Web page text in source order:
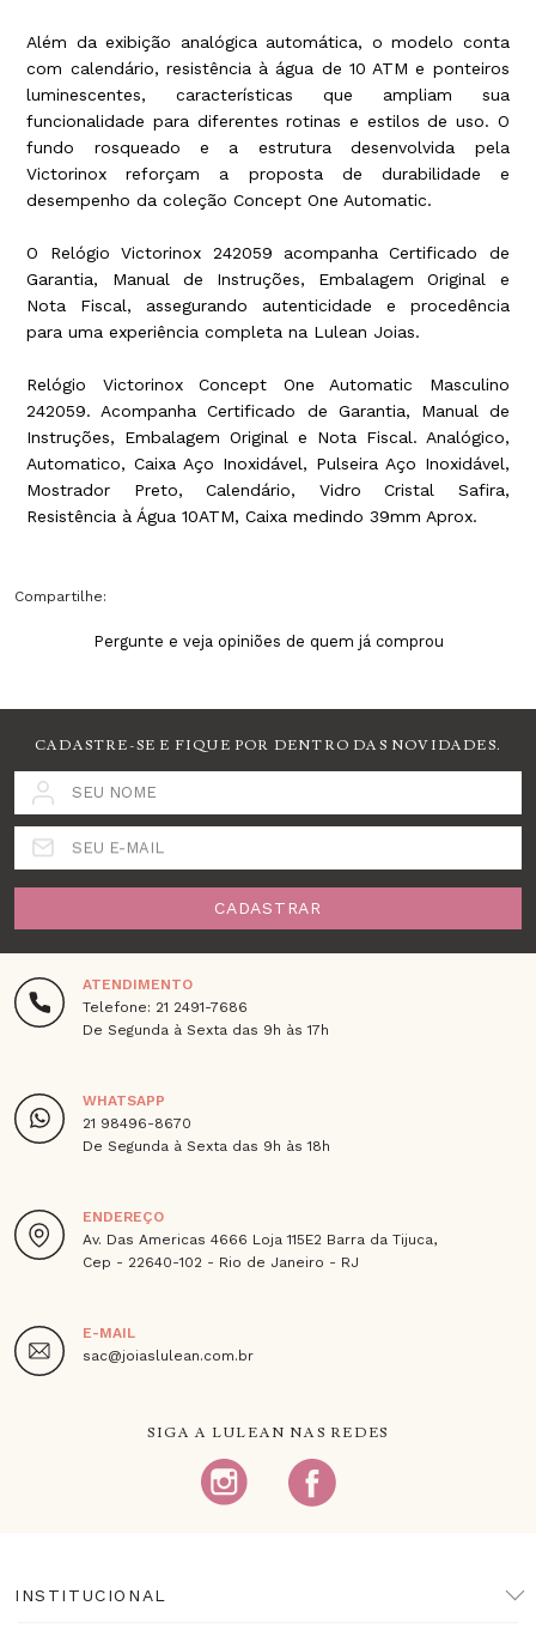
Além da exibição analógica automática, o modelo conta
com calendário, resistência à água de 10 ATM e ponteiros
luminescentes, características que ampliam sua
funcionalidade para diferentes rotinas e estilos de uso. O
fundo rosqueado e a estrutura desenvolvida pela
Victorinox reforçam a proposta de durabilidade e
desempenho da coleção Concept One Automatic.
O Relógio Victorinox 242059 acompanha Certificado de
Garantia, Manual de Instruções, Embalagem Original e
Nota Fiscal, assegurando autenticidade e procedência
para uma experiência completa na Lulean Joias.
Relógio Victorinox Concept One Automatic Masculino
242059. Acompanha Certificado de Garantia, Manual de
Instruções, Embalagem Original e Nota Fiscal. Analógico,
Automatico, Caixa Aço Inoxidável, Pulseira Aço Inoxidável,
Mostrador Preto, Calendário, Vidro Cristal Safira,
Resistência à Água 10ATM, Caixa medindo 39mm Aprox.
Compartilhe:
Pergunte e veja opiniões de quem já comprou
CADASTRE-SE E FIQUE POR DENTRO DAS NOVIDADES.
SEU NOME
SEU E-MAIL
CADASTRAR
ATENDIMENTO
Telefone: 21 2491-7686
De Segunda à Sexta das 9h às 17h
WHATSAPP
21 98496-8670
De Segunda à Sexta das 9h às 18h
ENDEREÇO
Av. Das Americas 4666 Loja 115E2 Barra da Tijuca,
Cep - 22640-102 - Rio de Janeiro - RJ
E-MAIL
sac@joiaslulean.com.br
SIGA A LULEAN NAS REDES
INSTITUCIONAL